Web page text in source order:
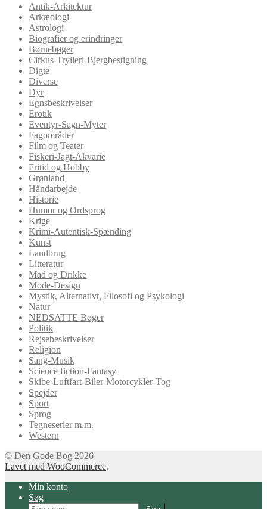
Antik-Arkitektur
Arkæologi
Astrologi
Biografier og erindringer
Børnebøger
Cirkus-Trylleri-Bjergbestigning
Digte
Diverse
Dyr
Egnsbeskrivelser
Erotik
Eventyr-Sagn-Myter
Fagområder
Film og Teater
Fiskeri-Jagt-Akvarie
Fritid og Hobby
Grønland
Håndarbejde
Historie
Humor og Ordsprog
Krige
Krimi-Autentisk-Spænding
Kunst
Landbrug
Litteratur
Mad og Drikke
Mode-Design
Mystik, Alternativt, Filosofi og Psykologi
Natur
NEDSATTE Bøger
Politik
Rejsebeskrivelser
Religion
Sang-Musik
Science fiction-Fantasy
Skibe-Luftfart-Biler-Motorcykler-Tog
Spejder
Sport
Sprog
Tegneserier m.m.
Western
© Den Gode Bog 2026
Lavet med WooCommerce.
Min konto
Søg